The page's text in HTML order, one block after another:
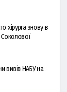
хірурга знову в
Соколової
вивів НАБУ на